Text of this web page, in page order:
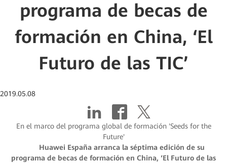
programa de becas de
formación en China, ‘El
Futuro de las TIC’
2019.05.08
En el marco del programa global de formación 'Seeds for the
Future'
Huawei España arranca la séptima edición de su
programa de becas de formación en China, ‘El Futuro de las